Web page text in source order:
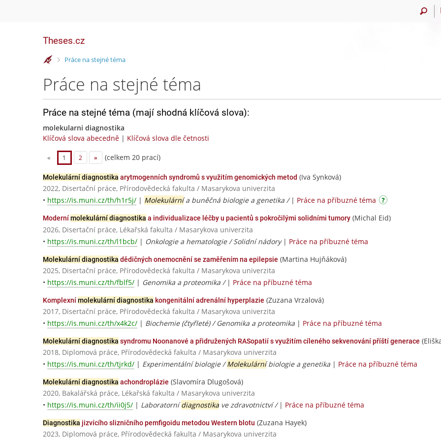
Theses.cz
>Práce na stejné téma
Práce na stejné téma
Práce na stejné téma (mají shodná klíčová slova):
molekularni diagnostika
Klíčová slova abecedně | Klíčová slova dle četnosti
« 1 2 » (celkem 20 prací)
Molekulární diagnostika arytmogenních syndromů s využitím genomických metod (Iva Synková)
2022, Disertační práce, Přírodovědecká fakulta / Masarykova univerzita
• https://is.muni.cz/th/h1r5j/ | Molekulárnía buněčná biologie a genetika / | Práce na příbuzné téma
Modernímolekulární diagnostika a individualizace léčby u pacientů s pokročilými solidními tumory (Michal Eid)
2026, Disertační práce, Lékařská fakulta / Masarykova univerzita
• https://is.muni.cz/th/l1bcb/ | Onkologie a hematologie / Solidní nádory| Práce na příbuzné téma
Molekulární diagnostika dědičných onemocnění se zaměřením na epilepsie (Martina Hujňáková)
2025, Disertační práce, Přírodovědecká fakulta / Masarykova univerzita
• https://is.muni.cz/th/fblf5/ | Genomika a proteomika / | Práce na příbuzné téma
Komplexnímolekulární diagnostika kongenitální adrenální hyperplazie (Zuzana Vrzalová)
2017, Disertační práce, Přírodovědecká fakulta / Masarykova univerzita
• https://is.muni.cz/th/x4k2c/ | Biochemie (čtyřleté) / Genomika a proteomika | Práce na příbuzné téma
Molekulární diagnostika syndromu Noonanové a přidružených RASopatií s využitím cíleného sekvenování příští generace
2018, Diplomová práce, Přírodovědecká fakulta / Masarykova univerzita
• https://is.muni.cz/th/tjrkd/ | Experimentální biologie /Molekulárníbiologie a genetika | Práce na příbuzné téma
Molekulární diagnostika achondroplázie (Slavomíra Dlugošová)
2020, Bakalářská práce, Lékařská fakulta / Masarykova univerzita
• https://is.muni.cz/th/ii0j5/ | Laboratornídiagnostika ve zdravotnictví / | Práce na příbuzné téma
Diagnostika jizvícího slizničního pemfigoidu metodou Western blotu (Zuzana Hayek)
2023, Diplomová práce, Přírodovědecká fakulta / Masarykova univerzita